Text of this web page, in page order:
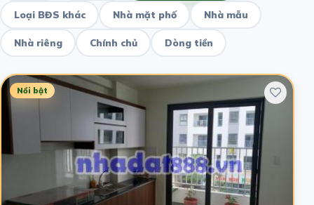
Loại BĐS khác Nhà mặt phố Nhà mẫu
Nhà riêng Chính chủ Dòng tiền
Nổi bật